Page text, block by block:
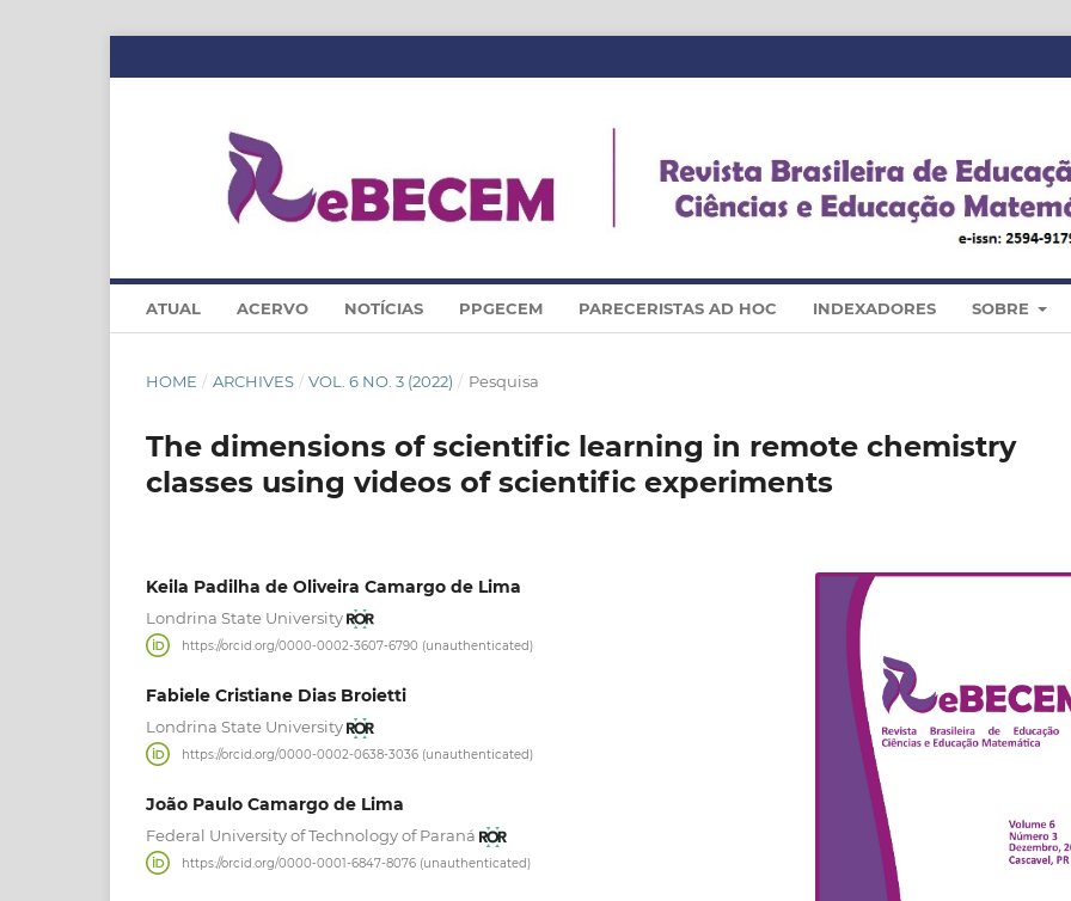
ATUAL ACERVO NOTÍCIAS PPGECEM PARECERISTAS AD HOC INDEXADORES SOBRE
HOME / ARCHIVES / VOL. 6 NO. 3 (2022) / Pesquisa
The dimensions of scientific learning in remote chemistry
classes using videos of scientific experiments
Keila Padilha de Oliveira Camargo de Lima
Londrina State University
https://orcid.org/0000-0002-3607-6790 (unauthenticated)
Fabiele Cristiane Dias Broietti
Londrina State University
https://orcid.org/0000-0002-0638-3036 (unauthenticated)
João Paulo Camargo de Lima
Federal University of Technology of Paraná
https://orcid.org/0000-0001-6847-8076 (unauthenticated)